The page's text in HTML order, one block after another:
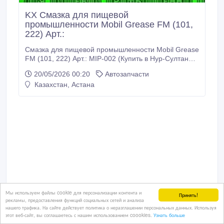
Принять!
Мы используем файлы cookie для персонализации контента и
рекламы, предоставления функций социальных сетей и анализа
нашего трафика. На сайте действует политика о неразглашении персональных данных. Используя
этот веб-сайт, вы соглашаетесь с нашим использованием coookies. Узнать больше
KX Смазка для пищевой
промышленности Mobil Grease FM (101,
222) Арт.:
Смазка для пищевой промышленности Mobil Grease
FM (101, 222) Арт.: MIP-002 (Купить в Нур-Султане/
FM 222 представляют собой многоцелевые
продукты с высоким уровнем эксплутационных
20/05/2026 00:20
Автозапчасти
Казахстан, Астана